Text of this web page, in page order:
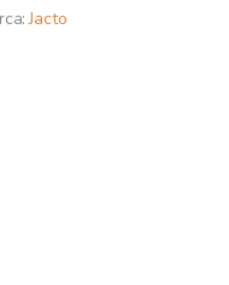
Jacto